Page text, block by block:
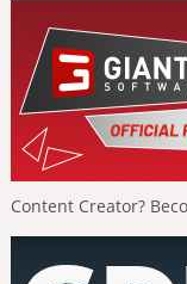
Content Creator?